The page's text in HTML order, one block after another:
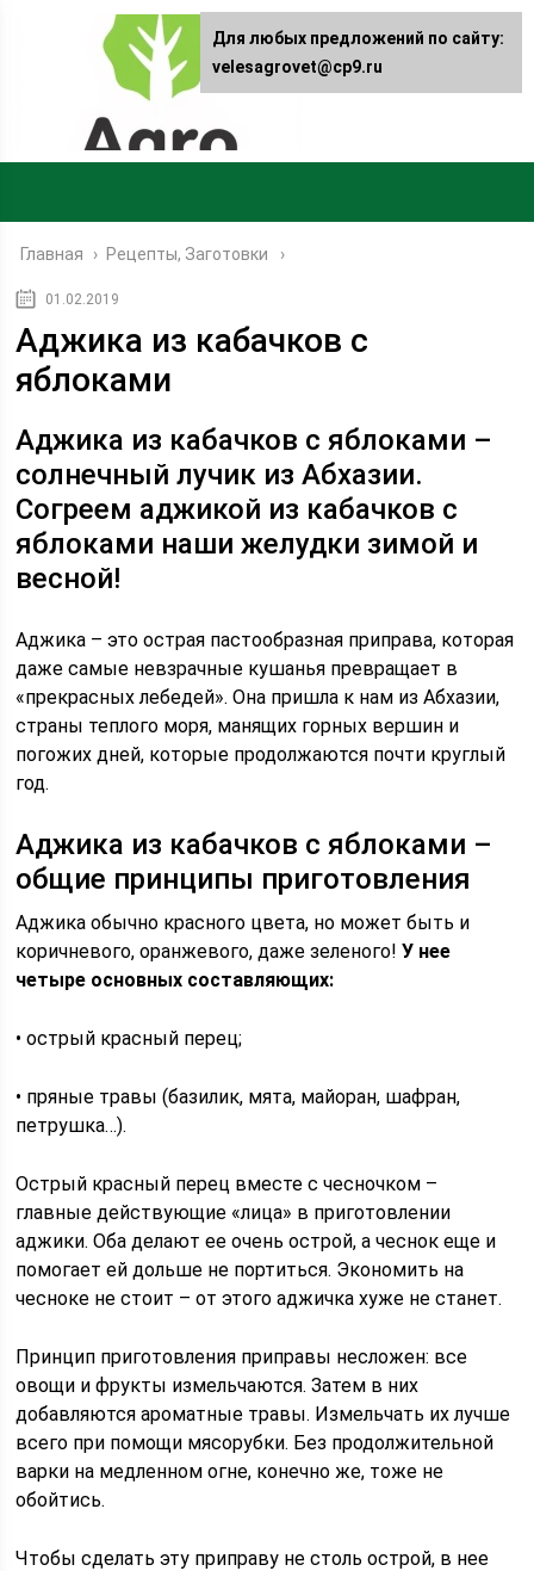
Главная › Рецепты, Заготовки
01.02.2019
Аджика из кабачков с
яблоками
Аджика из кабачков с яблоками –
солнечный лучик из Абхазии.
Согреем аджикой из кабачков с
яблоками наши желудки зимой и
весной!
Аджика – это острая пастообразная приправа, которая
даже самые невзрачные кушанья превращает в
«прекрасных лебедей». Она пришла к нам из Абхазии,
страны теплого моря, манящих горных вершин и
погожих дней, которые продолжаются почти круглый
год.
Аджика из кабачков с яблоками –
общие принципы приготовления
Аджика обычно красного цвета, но может быть и
коричневого, оранжевого, даже зеленого!У нее
четыре основных составляющих:
• острый красный перец;
• пряные травы (базилик, мята, майоран, шафран,
петрушка…).
Острый красный перец вместе с чесночком –
главные действующие «лица» в приготовлении
аджики. Оба делают ее очень острой, а чеснок еще и
помогает ей дольше не портиться. Экономить на
чесноке не стоит – от этого аджичка хуже не станет.
Принцип приготовления приправы несложен: все
овощи и фрукты измельчаются. Затем в них
добавляются ароматные травы. Измельчать их лучше
всего при помощи мясорубки. Без продолжительной
варки на медленном огне, конечно же, тоже не
обойтись.
Чтобы сделать эту приправу не столь острой, в нее
Для любых предложений по сайту:
velesagrovet@cp9.ru